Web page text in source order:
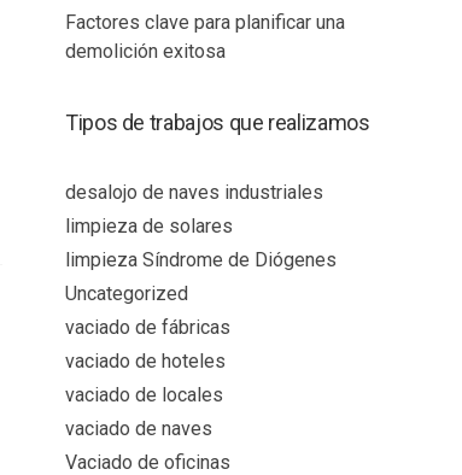
Factores clave para planificar una
demolición exitosa
Tipos de trabajos que realizamos
desalojo de naves industriales
limpieza de solares
limpieza Síndrome de Diógenes
Uncategorized
vaciado de fábricas
vaciado de hoteles
vaciado de locales
vaciado de naves
Vaciado de oficinas